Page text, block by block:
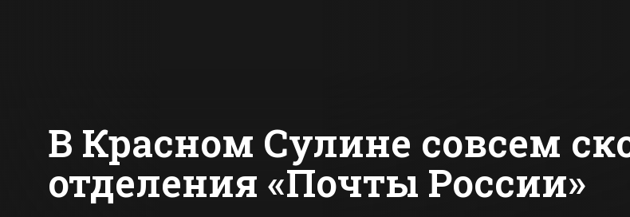
В Красном Сулине совсем
отделения «Почты России»